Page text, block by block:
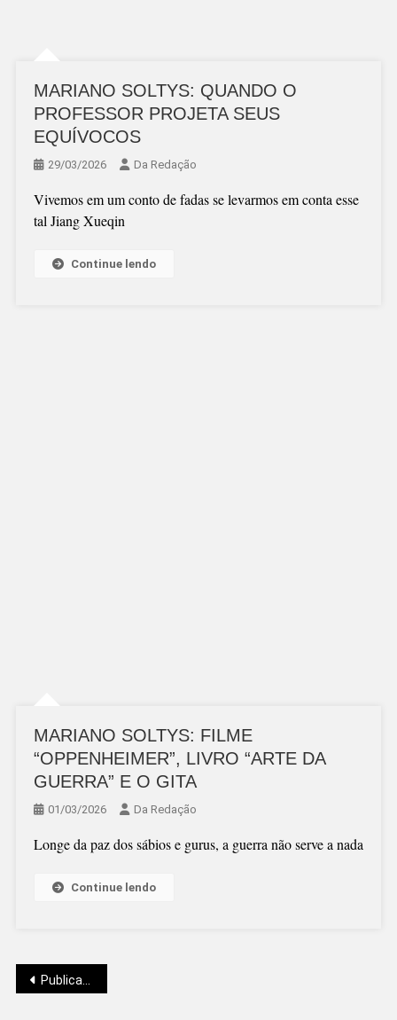
MARIANO SOLTYS: QUANDO O
PROFESSOR PROJETA SEUS
EQUÍVOCOS
29/03/2026 Da Redação
Vivemos em um conto de fadas se levarmos em conta esse
tal Jiang Xueqin
Continue lendo
MARIANO SOLTYS: FILME
“OPPENHEIMER”, LIVRO “ARTE DA
GUERRA” E O GITA
01/03/2026 Da Redação
Longe da paz dos sábios e gurus, a guerra não serve a nada
Continue lendo
Navegação
Publicações mais antigas